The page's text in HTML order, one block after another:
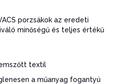
porzsákok az eredeti
minőségű és teljes értékű
textil
a műanyag fogantyú